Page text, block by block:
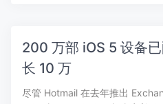
200 万部 iOS 5 设备
长 10 万
尽管 Hotmail 在去年推出